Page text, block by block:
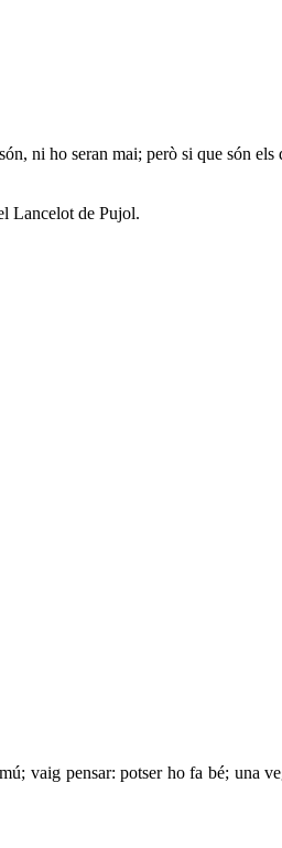
ni ho seran mai; però si que són els
Lancelot de Pujol.
vaig pensar: potser ho fa bé; una